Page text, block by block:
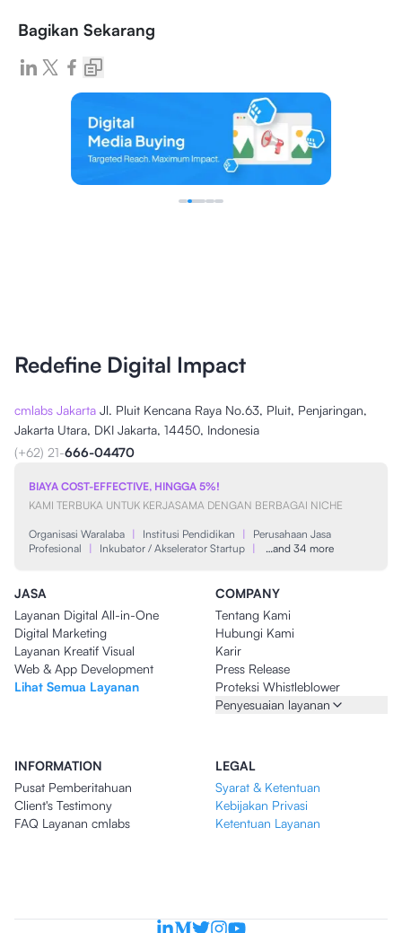
Bagikan Sekarang
Redefine Digital Impact
cmlabs Jakarta Jl. Pluit Kencana Raya No.63, Pluit, Penjaringan,
Jakarta Utara, DKI Jakarta, 14450, Indonesia
(+62) 21-666-04470
BIAYA COST-EFFECTIVE, HINGGA 5%!
KAMI TERBUKA UNTUK KERJASAMA DENGAN BERBAGAI NICHE
Organisasi Waralaba | Institusi Pendidikan |
Perusahaan Jasa
Profesional
| Inkubator / Akselerator Startup | …and 34 more
JASA
Layanan Digital All-in-One
Digital Marketing
Layanan Kreatif Visual
Web & App Development
Lihat Semua Layanan
COMPANY
Tentang Kami
Hubungi Kami
Karir
Press Release
Proteksi Whistleblower
Penyesuaian layanan
INFORMATION
Pusat Pemberitahuan
Client's Testimony
FAQ Layanan cmlabs
LEGAL
Syarat & Ketentuan
Kebijakan Privasi
Ketentuan Layanan